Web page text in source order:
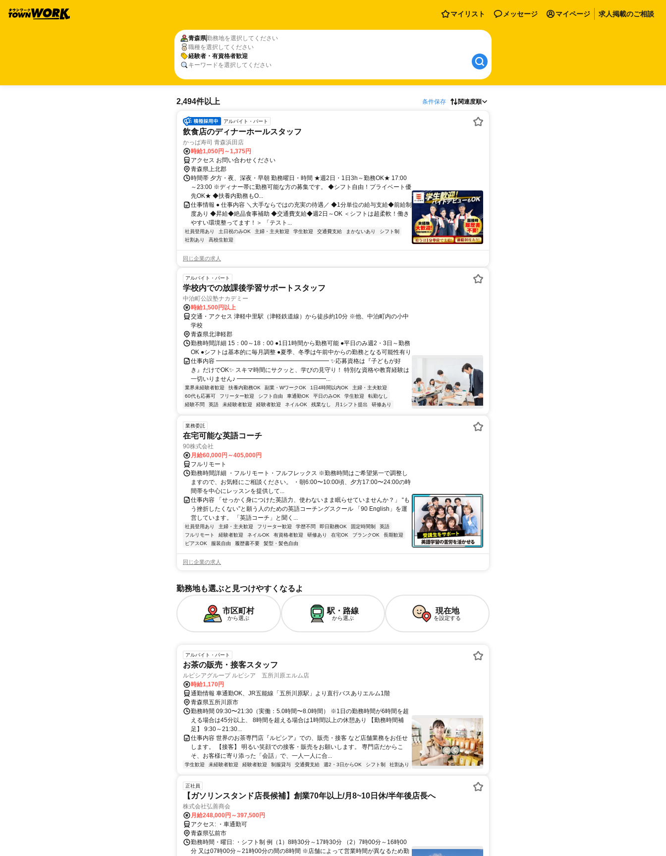
マイリスト メッセージ マイページ 求人掲載のご相談
青森県勤務地を選択してください
職種を選択してください
経験者・有資格者歓迎
キーワードを選択してください
2,494件以上 条件保存 関連度順
アルバイト・パート
飲食店のディナーホールスタッフ
かっぱ寿司 青森浜田店
時給1,050円～1,375円
アクセス お問い合わせください
青森県上北郡
時間帯 夕方・夜、深夜・早朝 勤務曜日・時間 ★週2日・1日3h～勤務OK★ 17:00
～23:00 ※ディナー帯に勤務可能な方の募集です。 ◆シフト自由！プライベート優
先OK★ ◆扶養内勤務もO...
仕事情報 ● 仕事内容 ＼大手ならではの充実の待遇／ ◆1分単位の給与支給◆前給制
度あり ◆昇給◆絶品食事補助 ◆交通費支給◆週2日～OK ＜シフトは超柔軟！働き
やすい環境整ってます！＞ 「テスト...
社員登用あり 土日祝のみOK 主婦・主夫歓迎 学生歓迎 交通費支給 まかないあり
シフト制
社割あり
高校生歓迎
同じ企業の求人
アルバイト・パート
学校内での放課後学習サポートスタッフ
中泊町公設塾ナカデミー
時給1,500円以上
交通・アクセス 津軽中里駅（津軽鉄道線）から徒歩約10分 ※他、中泊町内の小中
学校
青森県北津軽郡
勤務時間詳細 15：00～18：00 ●1日1時間から勤務可能 ●平日のみ週2・3日～勤務
OK ●シフトは基本的に毎月調整 ●夏季、冬季は午前中からの勤務となる可能性有り
仕事内容 ━━━━━━━━━━━━━━━━━━━ ✨応募資格は『子どもが好
き』だけでOK✨ スキマ時間にサクッと、学びの見守り！ 特別な資格や教育経験は
一切いりません♪ ━━━━━━━━━━━━━━━...
業界未経験者歓迎 扶養内勤務OK 副業・WワークOK 1日4時間以内OK
主婦・主夫歓迎
60代も応募可
フリーター歓迎 シフト自由 車通勤OK 平日のみOK 学生歓迎
転勤なし
経験不問
英語 未経験者歓迎 経験者歓迎 ネイルOK 残業なし 月1シフト提出 研修あり
業務委託
在宅可能な英語コーチ
90株式会社
月給60,000円～405,000円
フルリモート
勤務時間詳細 ・フルリモート・フルフレックス ※勤務時間はご希望第一で調整し
ますので、お気軽にご相談ください。 ・朝6:00〜10:00頃、夕方17:00〜24:00の時
間帯を中心にレッスンを提供して...
仕事内容 「せっかく身につけた英語力、使わないまま眠らせていませんか？」 “も
う挫折したくない”と願う人のための英語コーチングスクール 「90 English」を運
営しています。 「英語コーチ」と聞く...
社員登用あり 主婦・主夫歓迎 フリーター歓迎 学歴不問 即日勤務OK 固定時間制
英語
フルリモート
経験者歓迎 ネイルOK 有資格者歓迎 研修あり 在宅OK ブランクOK
長期歓迎
ピアスOK
服装自由 履歴書不要 髪型・髪色自由
同じ企業の求人
勤務地も選ぶと見つけやすくなるよ
市区町村
から選ぶ
駅・路線
から選ぶ
現在地
を設定する
アルバイト・パート
お茶の販売・接客スタッフ
ルピシアグループ ルピシア 五所川原エルム店
時給1,170円
通勤情報 車通勤OK、JR五能線「五所川原駅」より直行バスありエルム1階
青森県五所川原市
勤務時間 09:30〜21:30（実働：5.0時間〜8.0時間） ※1日の勤務時間が6時間を超
える場合は45分以上、 8時間を超える場合は1時間以上の休憩あり 【勤務時間補
足】 9:30～21:30...
仕事内容 世界のお茶専門店『ルピシア』での、販売・接客 など店舗業務をお任せ
します。 【接客】 明るい笑顔での接客・販売をお願いします。 専門店だからこ
そ、お客様に寄り添った「会話」で、一人一人に合...
学生歓迎 未経験者歓迎 経験者歓迎 制服貸与 交通費支給 週2・3日からOK シフト制 社割あり
正社員
【ガソリンスタンド店長候補】創業70年以上/月8~10日休/半年後店長へ
株式会社弘善商会
月給248,000円～397,500円
アクセス: ・車通勤可
青森県弘前市
勤務時間・曜日: ・シフト制 例（1）8時30分～17時30分 （2）7時00分～16時00
分 又は07時00分～21時00分の間の8時間 ※店舗によって営業時間が異なるため勤